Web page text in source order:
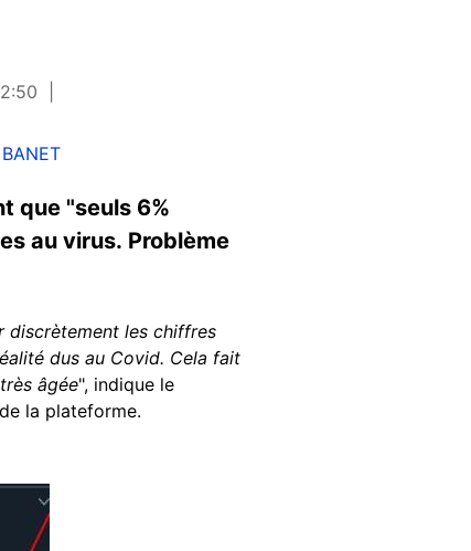
que "seuls 6%
au virus. Problème
discrètement les chiffres
dus au Covid. Cela fait
âgée", indique le
la plateforme.